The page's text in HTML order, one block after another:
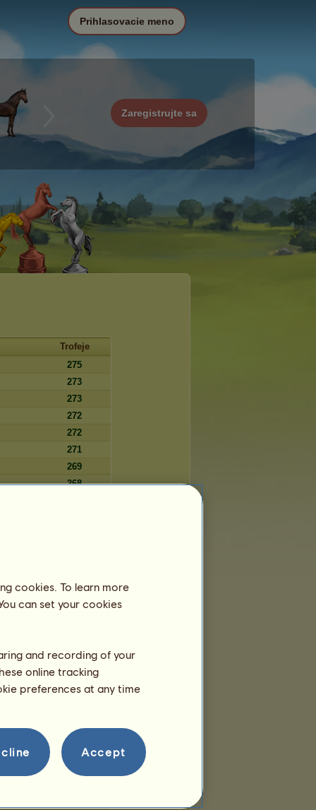
Zaregistrujte sa
Prihlasovacie meno
Trofeje
275
273
273
272
272
271
269
268
263
263
261
260
259
Počet dní
cookies. To learn more
can set your cookies
and recording of your
online tracking
preferences at any time
Accept